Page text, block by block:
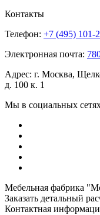
Контакты
Телефон: +7 (495) 101-
Электронная почта:
Адрес: г. Москва,
д. 100 к. 1
Мы в социальных
Мебельная фабрика
Заказать детальный
Контактная